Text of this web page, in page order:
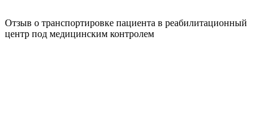
Отзыв о транспортировке пациента в реабилитационный
центр под медицинским контролем